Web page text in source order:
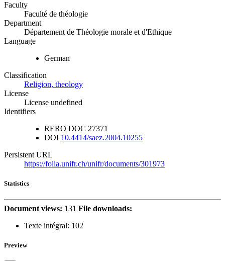
Faculty
Faculté de théologie
Department
Département de Théologie morale et d'Ethique
Language
German
Classification
Religion, theology
License
License undefined
Identifiers
RERO DOC 27371
DOI 10.4414/saez.2004.10255
Persistent URL
https://folia.unifr.ch/unifr/documents/301973
Statistics
Document views: 131 File downloads:
Texte intégral: 102
Preview